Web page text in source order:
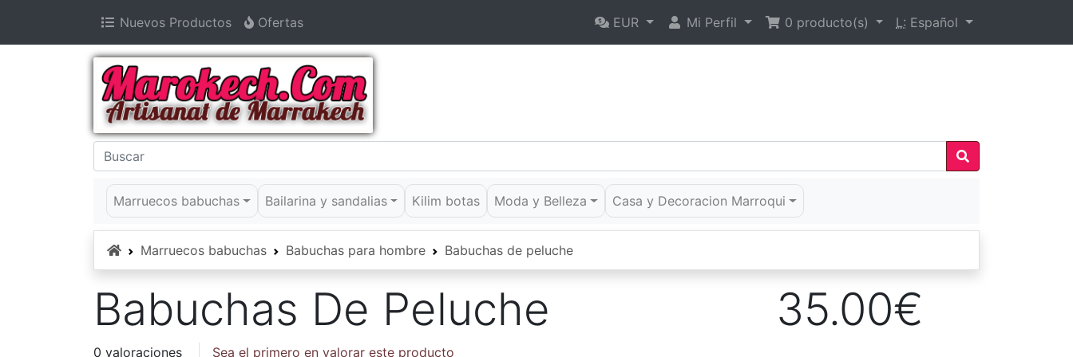
Nuevos Productos Ofertas EUR Mi Perfil 0 producto(s) L: Español
Marruecos babuchas Bailarina y sandalias Kilim botas Moda y Belleza Casa y Decoracion Marroqui
InicioMarruecos babuchas Babuchas para hombre Babuchas de peluche
Babuchas De Peluche 35.00€
0 valoraciones Sea el primero en valorar este producto